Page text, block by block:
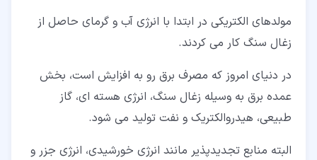
مولدهای الکتریکی در ابتدا با انرژی آب و گرمای حاصل از
زغال سنگ کار می کردند.
در دنیای امروز که مصرف برق رو به افزایش است، بخش
عمده برق به وسیله زغال سنگ، انرژی هسته ای، گاز
طبیعی، هیدروالکتریک و نفت تولید می شود.
البته منابع تجدیدپذیر مانند انرژی خورشیدی، انرژی جزر و